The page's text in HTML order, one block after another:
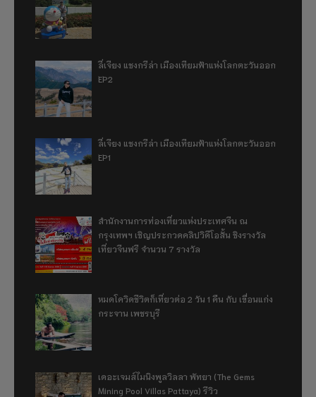
ลี่เจียง แชงกรีล่า เมืองเทียมฟ้าแห่งโลกตะวันออก
EP2
ลี่เจียง แชงกรีล่า เมืองเทียมฟ้าแห่งโลกตะวันออก
EP1
สำนักงานการท่องเที่ยวแห่งประเทศจีน ณ
กรุงเทพฯ เชิญประกวดคลิปวิดีโอสั้น ชิงรางวัล
เที่ยวจีนฟรี จำนวน 7 รางวัล
หมดโควิดชีวิตก็เที่ยวต่อ 2 วัน 1 คืน กับ เขื่อนแก่ง
กระจาน เพชรบุรี
เดอะเจมส์ไมนิงพูลวิลลา พัทยา (The Gems
Mining Pool Villas Pattaya) รีวิว